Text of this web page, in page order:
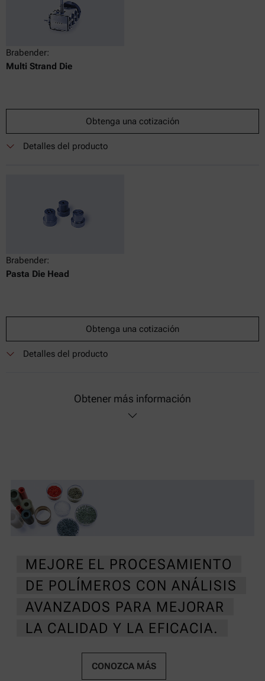
Brabender:
Multi Strand Die
Obtenga una cotización
Detalles del producto
Brabender:
Pasta Die Head
Obtenga una cotización
Detalles del producto
Obtener más información
MEJORE EL PROCESAMIENTO
DE POLÍMEROS CON ANÁLISIS
AVANZADOS PARA MEJORAR
LA CALIDAD Y LA EFICACIA.
CONOZCA MÁS